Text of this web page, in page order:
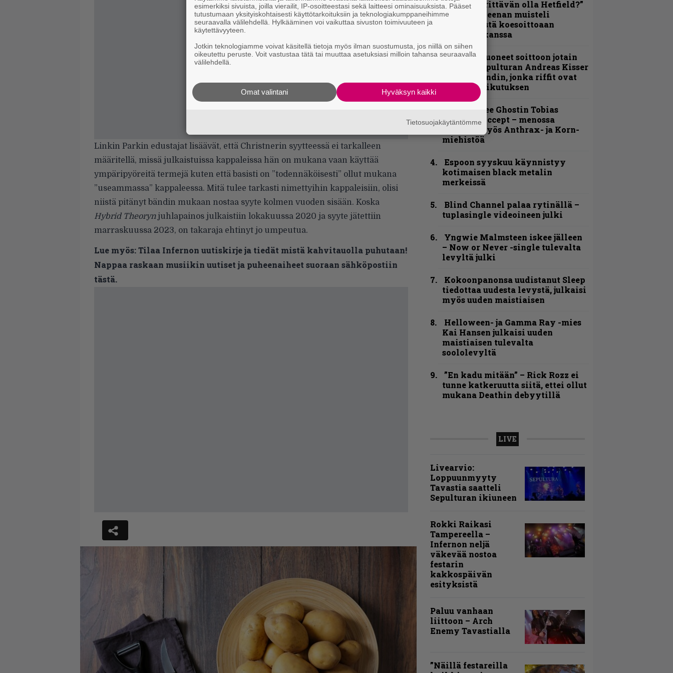
Linkin Parkin edustajat lisäävät, että Christnerin syytteessä ei tarkalleen
määritellä, missä julkaistuissa kappaleissa hän on mukana vaan käyttää
ympäripyöreitä termejä kuten että basisti on ”todennäköisesti” ollut mukana
”useammassa” kappaleessa. Mitä tulee tarkasti nimettyihin kappaleisiin, olisi
niistä pitänyt bändin mukaan nostaa syyte kolmen vuoden sisään. Koska
Hybrid Theorynjuhlapainos julkaistiin lokakuussa 2020 ja syyte jätettiin
marraskuussa 2023, on takaraja ehtinyt jo umpeutua.
Lue myös:Tilaa Infernon uutiskirje ja tiedät mistä kahvitauolla puhutaan!
Nappaa raskaan musiikin uutiset ja puheenaiheet suoraan sähköpostiin
tästä.
nulikan yrittävän olla Hetfield?”
– Pepper Keenan muisteli
ensimmäistä koesoittoaan
hevijätin kanssa
”He ovat tuoneet soittoon jotain
uutta” – Sepulturan Andreas Kisser
nimeää bändin, jonka riffit ovat
tehneet vaikutuksen
Näin lähtee Ghostin Tobias
Forgelta Accept – menossa
mukana myös Anthrax- ja Korn-
miehistöä
Espoon syyskuu käynnistyy
kotimaisen black metalin
merkeissä
Blind Channel palaa rytinällä –
tuplasingle videoineen julki
Yngwie Malmsteen iskee jälleen
– Now or Never -single tulevalta
levyltä julki
Kokoonpanonsa uudistanut Sleep
tiedottaa uudesta levystä, julkaisi
myös uuden maistiaisen
Helloween- ja Gamma Ray -mies
Kai Hansen julkaisi uuden
maistiaisen tulevalta
soololevyltä
”En kadu mitään” – Rick Rozz ei
tunne katkeruutta siitä, ettei ollut
mukana Deathin debyytillä
LIVE
Livearvio:
Loppuunmyyty
Tavastia saatteli
Sepulturan ikiuneen
Rokki Raikasi
Tampereella –
Infernon neljä
väkevää nostoa
festarin
kakkospäivän
esityksistä
Paluu vanhaan
liittoon – Arch
Enemy Tavastialla
”Näillä festareilla
esimerkiksi sivuista, joilla vierailit, IP-osoitteestasi sekä laitteesi ominaisuuksista. Pääset
tutustumaan yksityiskohtaisesti käyttötarkoituksiin ja teknologiakumppaneihimme
seuraavalla välilehdellä. Hylkääminen voi vaikuttaa sivuston toimivuuteen ja
käytettävyyteen.
Jotkin teknologiamme voivat käsitellä tietoja myös ilman suostumusta, jos niillä on siihen
oikeutettu peruste. Voit vastustaa tätä tai muuttaa asetuksiasi milloin tahansa seuraavalla
välilehdellä.
Hyväksyn kaikki
Omat valintani
Tietosuojakäytäntömme